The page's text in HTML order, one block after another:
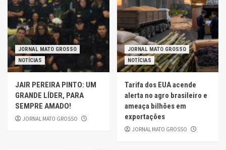
JORNAL MATO GROSSO
NOTÍCIAS
JAIR PEREIRA PINTO: UM
GRANDE LÍDER, PARA
SEMPRE AMADO!
JORNAL MATO GROSSO
JORNAL MATO GROSSO
NOTÍCIAS
Tarifa dos EUA acende
alerta no agro brasileiro e
ameaça bilhões em
exportações
JORNAL MATO GROSSO